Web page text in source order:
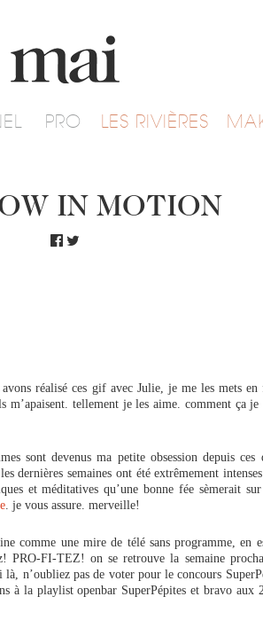
PRO LES RIVIÈRES
IN MOTION
réalisé ces gif avec Julie, je me les mets en
tellement je les aime. comment ça je
sont devenus ma petite obsession depuis ces
dernières semaines ont été extrêmement
et méditatives qu’une bonne fée sèmerait
. je vous assure. merveille!
comme une mire de télé sans programme, en
PRO-FI-TEZ! on se retrouve la semaine
n’oubliez pas de voter pour le concours
à la playlist openbar SuperPépites et bravo aux